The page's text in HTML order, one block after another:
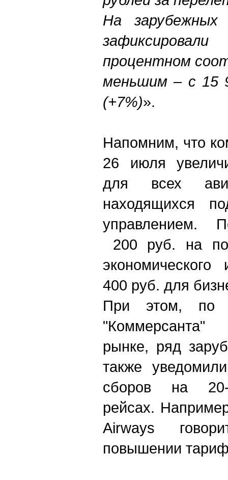
На зарубежных
процентном
меньшим – с 15
(+7%)».
Напомним, что
26 июля
для всех
находящихся
управлением.
200 руб. на
400 руб. для
При этом, по
рынке, ряд
также
сборов на 20-
рейсах.
Airways
повышении